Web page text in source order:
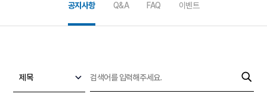
공지사항 Q&A FAQ 이벤트